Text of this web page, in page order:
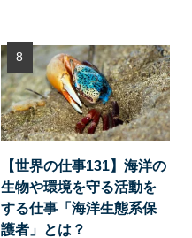
【世界の仕事131】海洋の
生物や環境を守る活動を
する仕事「海洋生態系保
護者」とは？